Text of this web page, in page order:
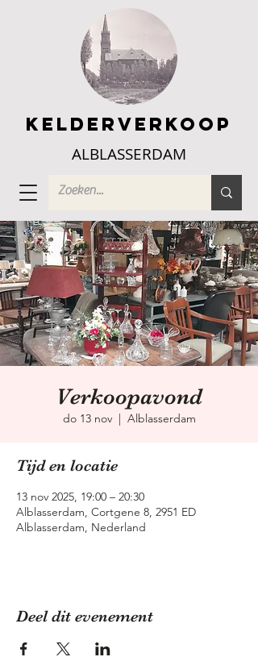
Kelderverkoop
ALBLASSERDAM
Verkoopavond
do 13 nov
  |
Alblasserdam
Tijd en locatie
13 nov 2025, 19:00 – 20:30
Alblasserdam, Cortgene 8, 2951 ED
Alblasserdam, Nederland
Deel dit evenement